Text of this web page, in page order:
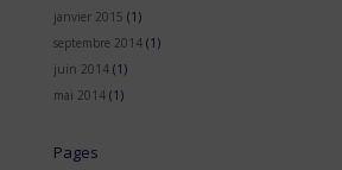
janvier 2015 (1)
septembre 2014(1)
juin 2014(1)
mai 2014(1)
Pages